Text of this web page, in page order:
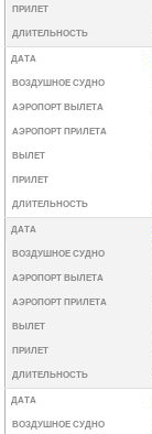
ПРИЛЕТ
ДЛИТЕЛЬНОСТЬ
ДАТА
ВОЗДУШНОЕ СУДНО
АЭРОПОРТ ВЫЛЕТА
АЭРОПОРТ ПРИЛЕТА
ВЫЛЕТ
ПРИЛЕТ
ДЛИТЕЛЬНОСТЬ
ДАТА
ВОЗДУШНОЕ СУДНО
АЭРОПОРТ ВЫЛЕТА
АЭРОПОРТ ПРИЛЕТА
ВЫЛЕТ
ПРИЛЕТ
ДЛИТЕЛЬНОСТЬ
ДАТА
ВОЗДУШНОЕ СУДНО